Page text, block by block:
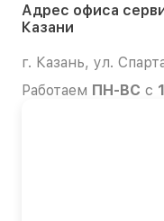
Адрес офиса
Казани
г. Казань, ул.
Работаем ПН-ВС с